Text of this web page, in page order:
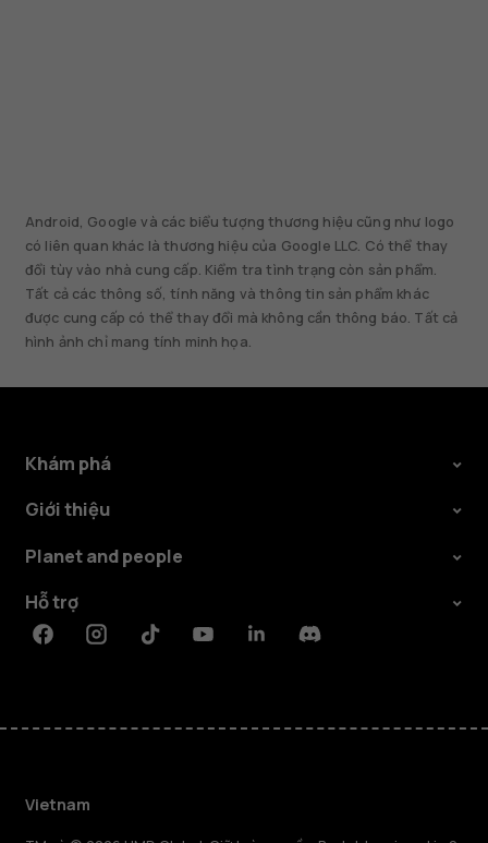
Android, Google và các biểu tượng thương hiệu cũng như logo
có liên quan khác là thương hiệu của Google LLC. Có thể thay
đổi tùy vào nhà cung cấp. Kiểm tra tình trạng còn sản phẩm.
Tất cả các thông số, tính năng và thông tin sản phẩm khác
được cung cấp có thể thay đổi mà không cần thông báo. Tất cả
hình ảnh chỉ mang tính minh họa.
Khám phá
Giới thiệu
Planet and people
Hỗ trợ
FacebookInstagramTiktokYoutubeLinkedinDiscord
Vietnam